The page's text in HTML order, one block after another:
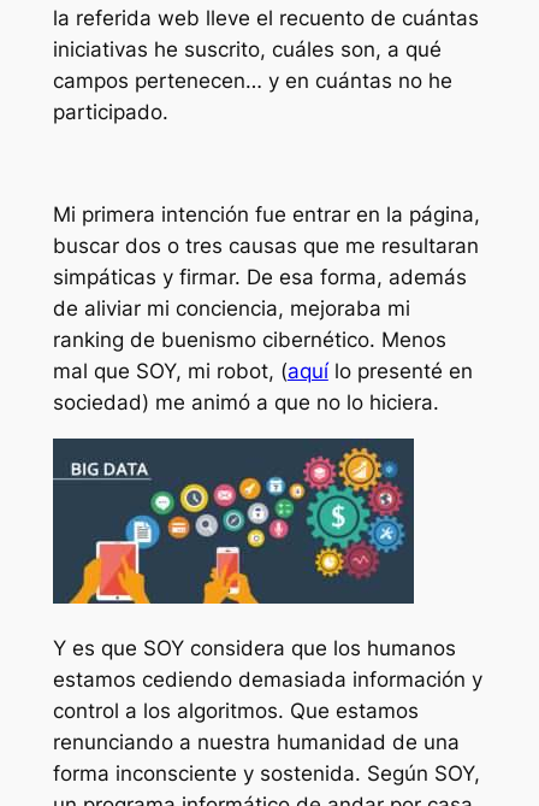
la referida web lleve el recuento de cuántas
iniciativas he suscrito, cuáles son, a qué
campos pertenecen… y en cuántas no he
participado.
Mi primera intención fue entrar en la página,
buscar dos o tres causas que me resultaran
simpáticas y firmar. De esa forma, además
de aliviar mi conciencia, mejoraba mi
ranking de buenismo cibernético. Menos
mal que SOY, mi robot, (aquílo presenté en
sociedad) me animó a que no lo hiciera.
Y es que SOY considera que los humanos
estamos cediendo demasiada información y
control a los algoritmos. Que estamos
renunciando a nuestra humanidad de una
forma inconsciente y sostenida. Según SOY,